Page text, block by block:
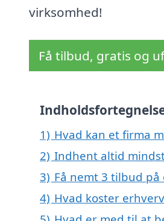
virksomhed!
Få tilbud, gratis og
1) Hvad kan et firma
2) Indhent altid
3) Få nemt 3 tilbud
4) Hvad koster